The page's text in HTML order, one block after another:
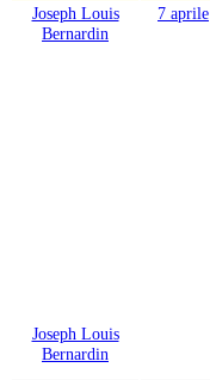
Joseph Louis
Bernardin
7 aprile
Joseph Louis
Bernardin